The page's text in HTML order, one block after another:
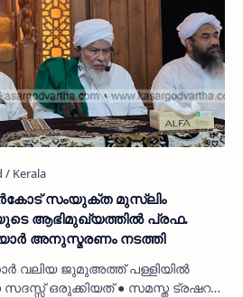
സംയുക്ത മുസ്ലിം
ആഭിമുഖ്യത്തിൽ പ്രഫ.
അനുസ്മരണം നടത്തി
വലിയ ജുമുഅത്ത് പള്ളിയിൽ
സദസ്സ് ഒരുക്കിയത് ● സമസ്ത ട്രഷറർ